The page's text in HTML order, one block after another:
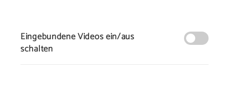
Eingebundene Videos ein/aus
schalten